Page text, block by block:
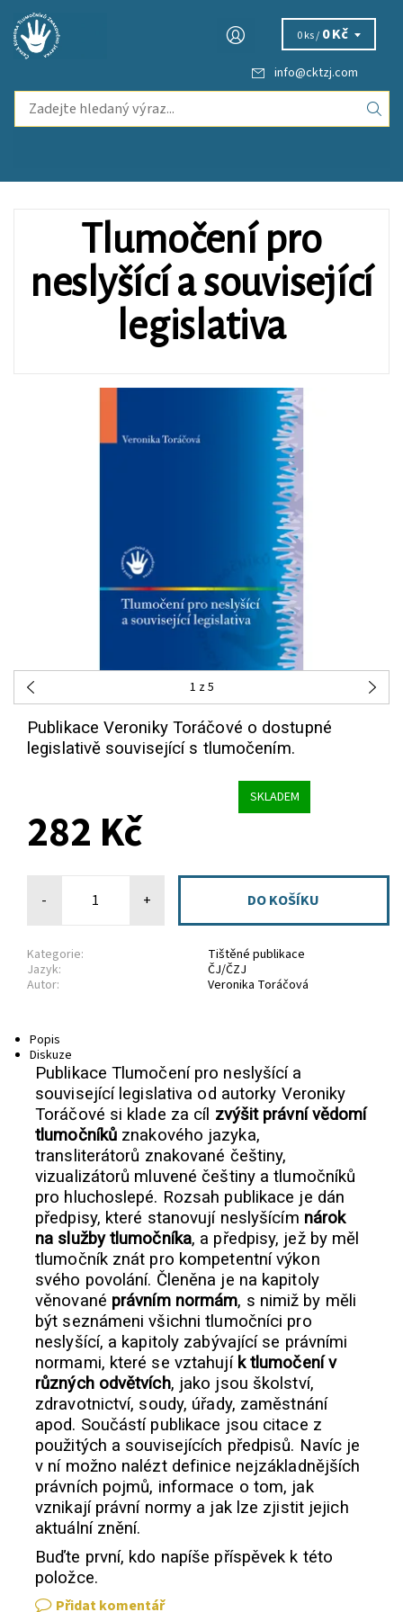
info@cktzj.com
0 ks / 0 Kč
Tlumočení pro
neslyšící a související
legislativa
1 z 5
Publikace Veroniky Toráčové o dostupné
legislativě související s tlumočením.
SKLADEM
282 Kč
- +
Kategorie:
Tištěné publikace
Jazyk:
ČJ/ČZJ
Autor:
Veronika Toráčová
Popis
Diskuze
Publikace Tlumočení pro neslyšící a
související legislativa od autorky Veroniky
Toráčové si klade za cíl zvýšit právní vědomí
tlumočníků znakového jazyka,
transliterátorů znakované češtiny,
vizualizátorů mluvené češtiny a tlumočníků
pro hluchoslepé. Rozsah publikace je dán
předpisy, které stanovují neslyšícím nárok
na služby tlumočníka, a předpisy, jež by měl
tlumočník znát pro kompetentní výkon
svého povolání. Členěna je na kapitoly
věnované právním normám, s nimiž by měli
být seznámeni všichni tlumočníci pro
neslyšící, a kapitoly zabývající se právními
normami, které se vztahují k tlumočení v
různých odvětvích, jako jsou školství,
zdravotnictví, soudy, úřady, zaměstnání
apod. Součástí publikace jsou citace z
použitých a souvisejících předpisů. Navíc je
v ní možno nalézt definice nejzákladnějších
právních pojmů, informace o tom, jak
vznikají právní normy a jak lze zjistit jejich
aktuální znění.
Buďte první, kdo napíše příspěvek k této
položce.
Přidat komentář